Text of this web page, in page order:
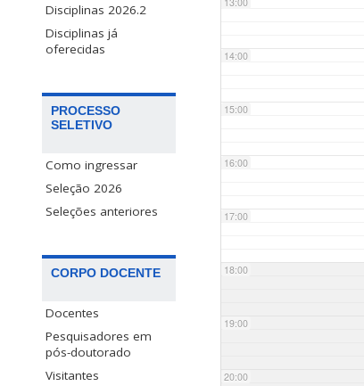
Disciplinas 2026.2
Disciplinas já
oferecidas
PROCESSO
SELETIVO
Como ingressar
Seleção 2026
Seleções anteriores
CORPO DOCENTE
Docentes
Pesquisadores em
pós-doutorado
Visitantes
14:00
15:00
16:00
17:00
18:00
19:00
20:00